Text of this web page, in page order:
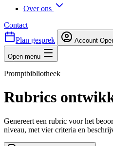
Over ons
Contact
Plan gesprek
Account
Open menu
Promptbibliotheek
Rubrics
Genereert een rubric voor het
niveau, met vier criteria en